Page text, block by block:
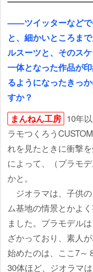
――ツイッターなどで
と、細かいところま
ルスーツと、そのス
一体となった作品が
るようになったきっ
すか？
まんねん工房 10年
ラモつくろう
れを見たときに衝撃
によって、（プラモ
かと。
ジオラマは、子供
ム基地の情景とかよ
ました。プラモデル
ざかっており、素人
始めたのは、ここ7～
30体ほど、ジオラマ